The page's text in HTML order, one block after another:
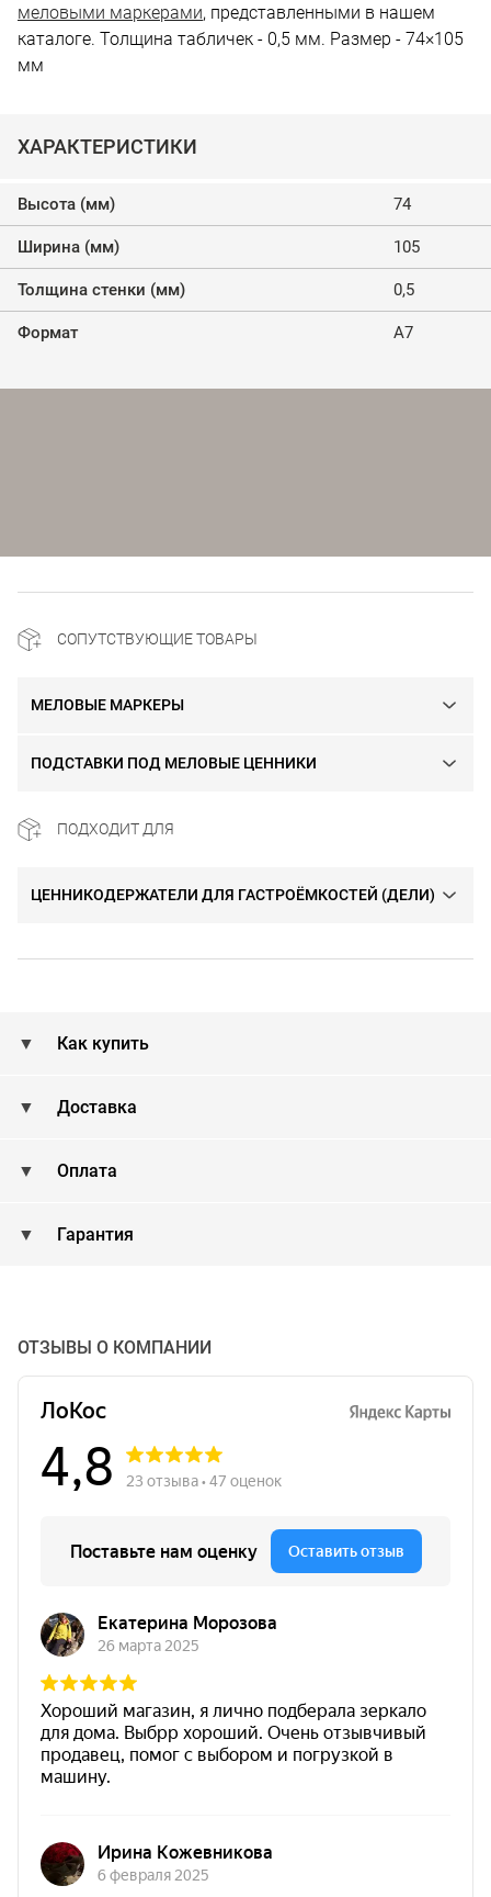
меловыми маркерами, представленными в нашем
каталоге. Толщина табличек - 0,5 мм. Размер - 74×105
мм
ХАРАКТЕРИСТИКИ
Высота (мм) 74
Ширина (мм) 105
Толщина стенки (мм) 0,5
Формат А7
СОПУТСТВУЮЩИЕ ТОВАРЫ
МЕЛОВЫЕ МАРКЕРЫ
ПОДСТАВКИ ПОД МЕЛОВЫЕ ЦЕННИКИ
ПОДХОДИТ ДЛЯ
ЦЕННИКОДЕРЖАТЕЛИ ДЛЯ ГАСТРОЁМКОСТЕЙ (ДЕЛИ)
Как купить
Доставка
Оплата
Гарантия
ОТЗЫВЫ О КОМПАНИИ